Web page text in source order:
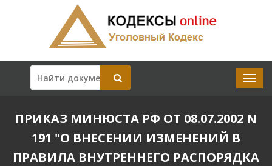
ПРИКАЗ МИНЮСТА РФ ОТ 08.07.2002 N
191 "О ВНЕСЕНИИ ИЗМЕНЕНИЙ В
ПРАВИЛА ВНУТРЕННЕГО РАСПОРЯДКА